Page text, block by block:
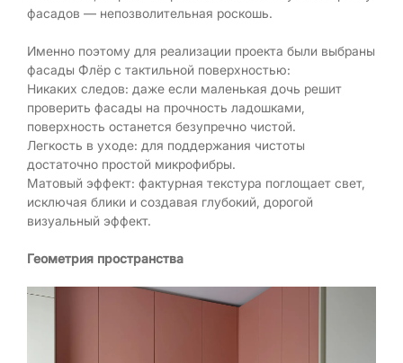
фасадов — непозволительная роскошь.
Именно поэтому для реализации проекта были выбраны
фасады Флёр с тактильной поверхностью:
Никаких следов: даже если маленькая дочь решит
проверить фасады на прочность ладошками,
поверхность останется безупречно чистой.
Легкость в уходе: для поддержания чистоты
достаточно простой микрофибры.
Матовый эффект: фактурная текстура поглощает свет,
исключая блики и создавая глубокий, дорогой
визуальный эффект.
Геометрия пространства